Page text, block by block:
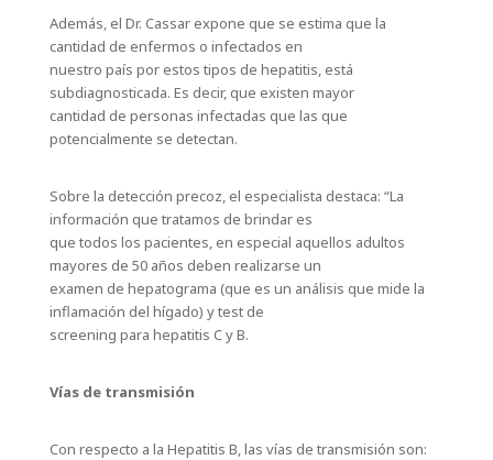
Además, el Dr. Cassar expone que se estima que la
cantidad de enfermos o infectados en
nuestro país por estos tipos de hepatitis, está
subdiagnosticada. Es decir, que existen mayor
cantidad de personas infectadas que las que
potencialmente se detectan.
Sobre la detección precoz, el especialista destaca: “La
información que tratamos de brindar es
que todos los pacientes, en especial aquellos adultos
mayores de 50 años deben realizarse un
examen de hepatograma (que es un análisis que mide la
inflamación del hígado) y test de
screening para hepatitis C y B.
Vías de transmisión
Con respecto a la Hepatitis B, las vías de transmisión son: